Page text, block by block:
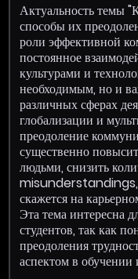
Актуальность темы
способы их
роли эффективной
постоянное
культурами и
необходимым, но и
различных сферах
глобализации и
преодоление
существенно
людьми, снизить
misunderstandings,
скажется на
Эта тема интересна
студентов, так как
преодоления
аспектом в